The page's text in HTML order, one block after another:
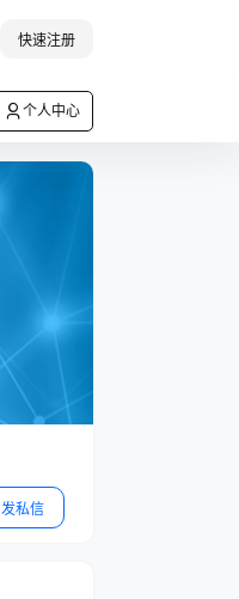
快速注册
个人中心
发私信